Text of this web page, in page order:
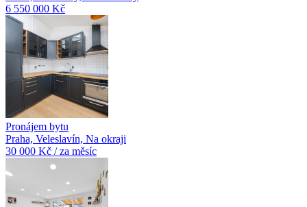
6 550 000 Kč
Pronájem bytu
Praha, Veleslavín, Na okraji
30 000 Kč / za měsíc